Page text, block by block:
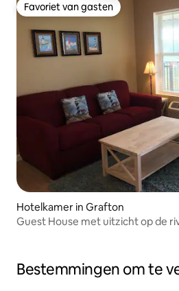
Favoriet van gasten
Favoriet van gasten
Hotelkamer in Grafton
Guest House met uitzicht op de
Bestemmingen om te